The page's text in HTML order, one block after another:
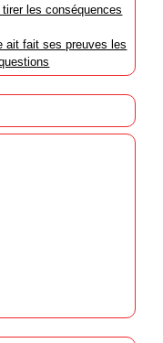
les conséquences
ait fait ses preuves les